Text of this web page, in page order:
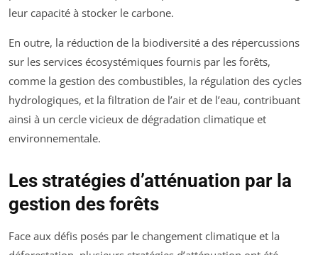
leur capacité à stocker le carbone.
En outre, la réduction de la biodiversité a des répercussions
sur les services écosystémiques fournis par les forêts,
comme la gestion des combustibles, la régulation des cycles
hydrologiques, et la filtration de l’air et de l’eau, contribuant
ainsi à un cercle vicieux de dégradation climatique et
environnementale.
Les stratégies d’atténuation par la
gestion des forêts
Face aux défis posés par le changement climatique et la